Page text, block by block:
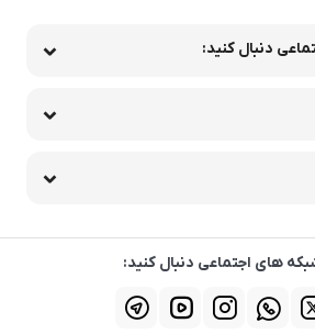
دنبال کنید:
های اجتماعی دنبال کنید: